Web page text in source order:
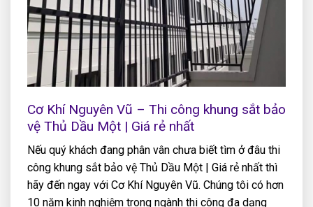
Cơ Khí Nguyên Vũ – Thi công khung sắt bảo
vệ Thủ Dầu Một | Giá rẻ nhất
Nếu quý khách đang phân vân chưa biết tìm ở đâu thi
công khung sắt bảo vệ Thủ Dầu Một | Giá rẻ nhất thì
hãy đến ngay với Cơ Khí Nguyên Vũ. Chúng tôi có hơn
10 năm kinh nghiệm trong ngành thi công đa dạng